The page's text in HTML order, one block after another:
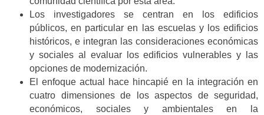
Los investigadores se centran en los edificios
públicos, en particular en las escuelas y los edificios
históricos, e integran las consideraciones económicas
y sociales al evaluar los edificios vulnerables y las
opciones de modernización.
El enfoque actual hace hincapié en la integración en
cuatro dimensiones de los aspectos de seguridad,
económicos, sociales y ambientales en la